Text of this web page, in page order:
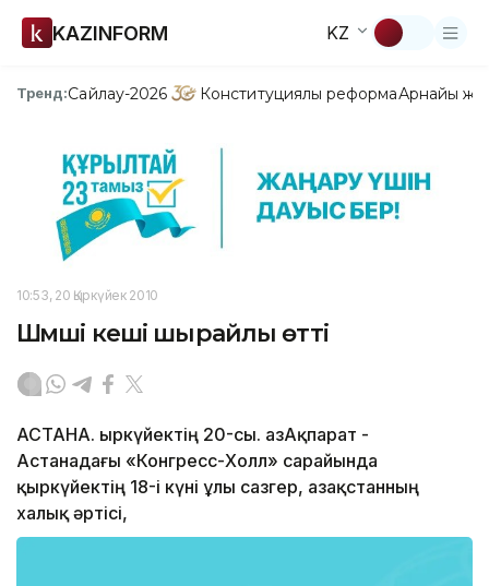
KAZINFORM KZ
Тренд:Сайлау-2026 Конституциялық реформаАрнайы
10:53, 20 Қыркүйек 2010
Шәмші кеші шырайлы өтті
АСТАНА. Қыркүйектің 20-сы. ҚазАқпарат -
Астанадағы «Конгресс-Холл» сарайында
қыркүйектің 18-і күні ұлы сазгер, Қазақстанның
халық әртісі,